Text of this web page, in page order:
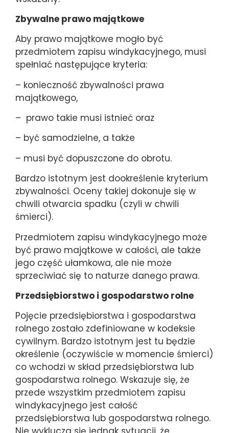
Zbywalne prawo majątkowe
Aby prawo majątkowe mogło być
przedmiotem zapisu windykacyjnego, musi
spełniać następujące kryteria:
– konieczność zbywalności prawa
majątkowego,
– prawo takie musi istnieć oraz
– być samodzielne, a także
– musi być dopuszczone do obrotu.
Bardzo istotnym jest dookreślenie kryterium
zbywalności. Oceny takiej dokonuje się w
chwili otwarcia spadku (czyli w chwili
śmierci).
Przedmiotem zapisu windykacyjnego może
być prawo majątkowe w całości, ale także
jego część ułamkowa, ale nie może
sprzeciwiać się to naturze danego prawa.
Przedsiębiorstwo i gospodarstwo rolne
Pojęcie przedsiębiorstwa i gospodarstwa
rolnego zostało zdefiniowane w kodeksie
cywilnym. Bardzo istotnym jest tu będzie
określenie (oczywiście w momencie śmierci)
co wchodzi w skład przedsiębiorstwa lub
gospodarstwa rolnego. Wskazuje się, że
przede wszystkim przedmiotem zapisu
windykacyjnego jest całość
przedsiębiorstwa lub gospodarstwa rolnego.